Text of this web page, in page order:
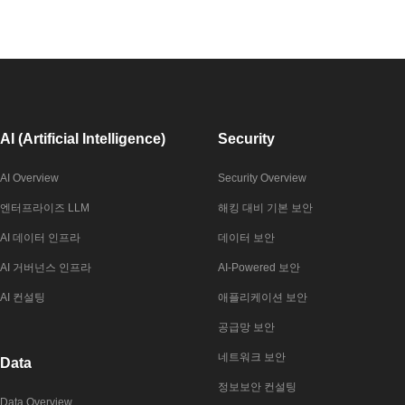
AI (Artificial Intelligence)
AI Overview
엔터프라이즈 LLM
AI 데이터 인프라
AI 거버넌스 인프라
AI 컨설팅
Data
Data Overview
Security
Security Overview
해킹 대비 기본 보안
데이터 보안
AI-Powered 보안
애플리케이션 보안
공급망 보안
네트워크 보안
정보보안 컨설팅